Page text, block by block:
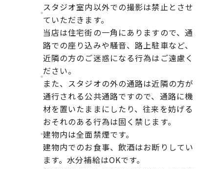
スタジオ室内以外での撮影は禁止とさせ
ていただきます。
当店は住宅街の一角にありますので、通
路での座り込みや騒音、路上駐車など、
近隣の方のご迷惑になる行為はご遠慮く
ださい。
また、スタジオの外の通路は近隣の方が
通行される公共通路ですので、通路に機
材を置いたままにしたり、往来を妨げる
おそれのある行為は固く禁じます。
建物内は全面禁煙です。
建物内でのお食事、飲酒はお断りしてい
ます。水分補給はOKです。